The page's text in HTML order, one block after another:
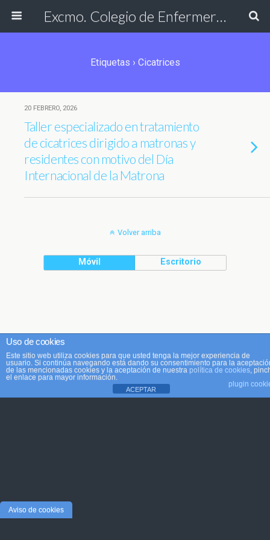
Excmo. Colegio de Enfermería de Cádiz
Etiquetas › Cicatrices
20 FEBRERO, 2026
Taller especializado en tratamiento
de cicatrices dirigido a matronas y
residentes con motivo del Día
Internacional de la Matrona
Volver arriba
Móvil Escritorio
Uso de cookies
Este sitio web utiliza cookies para que usted tenga la mejor experiencia de
usuario. Si continúa navegando está dando su consentimiento para la
de las mencionadas cookies y la aceptación de nuestra política de cookies,
el enlace para mayor información.
plugin
ACEPTAR
Aviso de cookies